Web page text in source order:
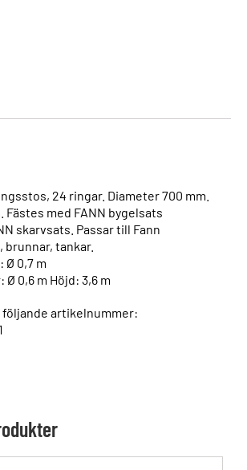
24 ringar. Diameter 700 mm.
Fästes med FANN bygelsats
skarvsats. Passar till Fann
brunnar, tankar.
0,7 m
0,6 m Höjd: 3,6 m
följande artikelnummer: